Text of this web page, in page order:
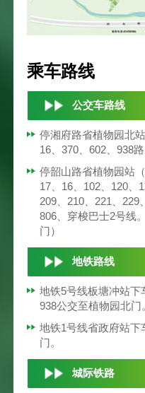
乘车路线
公交车路线
停湘府路省植物园北
16、370、602、938路
停韶山路省植物园站
17、16、102、120、
209、210、221、229
806、穿梭巴士2号线
门）
地铁路线
地铁5号线板塘冲站下
938公交至植物园北门
地铁1号线省政府站下
门。
城际铁路